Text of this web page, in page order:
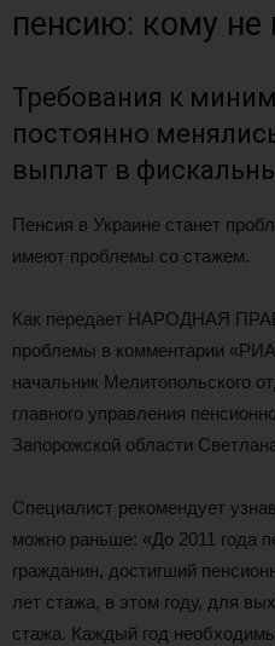
пенсию: кому не
Требования к
постоянно
выплат в
Пенсия в Украине станет
имеют проблемы со стажем.
Как передает НАРОДНАЯ
проблемы в комментарии
начальник Мелитопольского
главного управления
Запорожской области
Специалист рекомендует
можно раньше: «До 2011 года
гражданин, достигший
лет стажа, в этом году, для
стажа. Каждый год